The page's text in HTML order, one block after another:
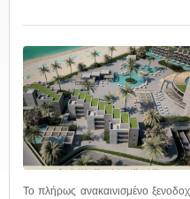
Το πλήρως ανακαινισμένο